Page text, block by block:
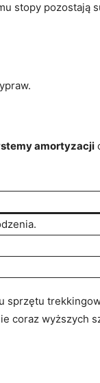
⁤stopy‌ pozostają
amortyzacji
sprzętu⁣
coraz wyższych